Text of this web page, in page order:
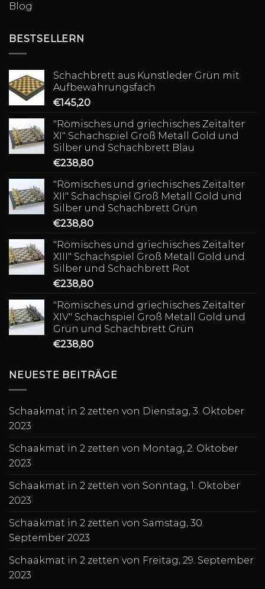
Blog
BESTSELLERN
Schachbrett aus Kunstleder Grün mit
Aufbewahrungsfach
€145,20
"Römisches und griechisches Zeitalter
XI" Schachspiel Groß Metall Gold und
Silber und Schachbrett Blau
€238,80
"Römisches und griechisches Zeitalter
XII" Schachspiel Groß Metall Gold und
Silber und Schachbrett Grün
€238,80
"Römisches und griechisches Zeitalter
XIII" Schachspiel Groß Metall Gold und
Silber und Schachbrett Rot
€238,80
"Römisches und griechisches Zeitalter
XIV" Schachspiel Groß Metall Gold und
Grün und Schachbrett Grün
€238,80
NEUESTE BEITRÄGE
Schaakmat in 2 zetten von Dienstag, 3. Oktober
2023
Schaakmat in 2 zetten von Montag, 2. Oktober
2023
Schaakmat in 2 zetten von Sonntag, 1. Oktober
2023
Schaakmat in 2 zetten von Samstag, 30.
September 2023
Schaakmat in 2 zetten von Freitag, 29. September
2023